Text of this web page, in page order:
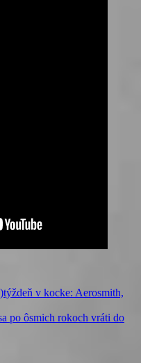
v kocke: Aerosmith,
po ôsmich rokoch vráti do